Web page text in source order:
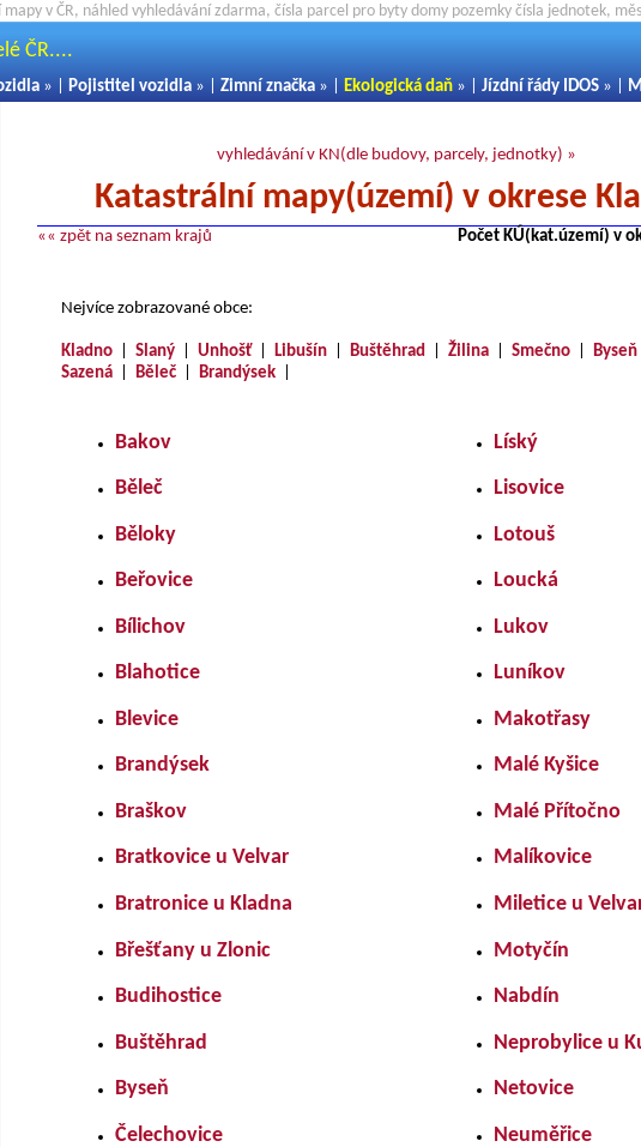
v ČR, náhled vyhledávání zdarma, čísla parcel pro byty domy pozemky čísla jednotek,
ČR....
» | Pojistitel vozidla » | Zimní značka » | Ekologická daň » | Jízdní řády IDOS » |
vyhledávání v KN(dle budovy, parcely, jednotky) »
Katastrální mapy(území) v okrese
«« zpět na seznam krajů Počet KÚ(kat.území) v
Nejvíce zobrazované obce:
Kladno| Slaný| Unhošť| Libušín| Buštěhrad| Žilina| Smečno| Byseň
Sazená| Běleč| Brandýsek|
Bakov
Běleč
Běloky
Beřovice
Bílichov
Blahotice
Blevice
Brandýsek
Braškov
Bratkovice u Velvar
Bratronice u Kladna
Břešťany u Zlonic
Budihostice
Buštěhrad
Byseň
Čelechovice
Líský
Lisovice
Lotouš
Loucká
Lukov
Luníkov
Makotřasy
Malé Kyšice
Malé Přítočno
Malíkovice
Miletice u
Motyčín
Nabdín
Neprobylice u
Netovice
Neuměřice